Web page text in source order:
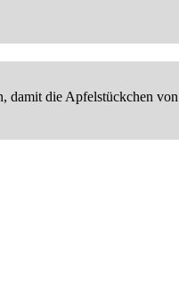
damit die Apfelstückchen